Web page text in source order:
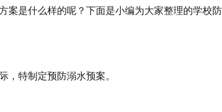
案是什么样的呢？下面是小编为大家整理的学校
，特制定预防溺水预案。